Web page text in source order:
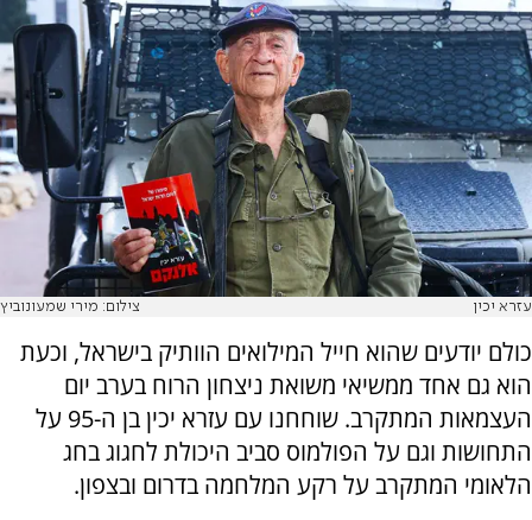
עזרא יכין צילום: מירי שמעונוביץ
כולם יודעים שהוא חייל המילואים הוותיק בישראל, וכעת
הוא גם אחד ממשיאי משואת ניצחון הרוח בערב יום
העצמאות המתקרב. שוחחנו עם עזרא יכין בן ה-95 על
התחושות וגם על הפולמוס סביב היכולת לחגוג בחג
הלאומי המתקרב על רקע המלחמה בדרום ובצפון.